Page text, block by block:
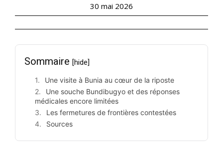
30 mai 2026
Sommaire [hide]
Une visite à Bunia au cœur de la riposte
Une souche Bundibugyo et des réponses
médicales encore limitées
Les fermetures de frontières contestées
Sources